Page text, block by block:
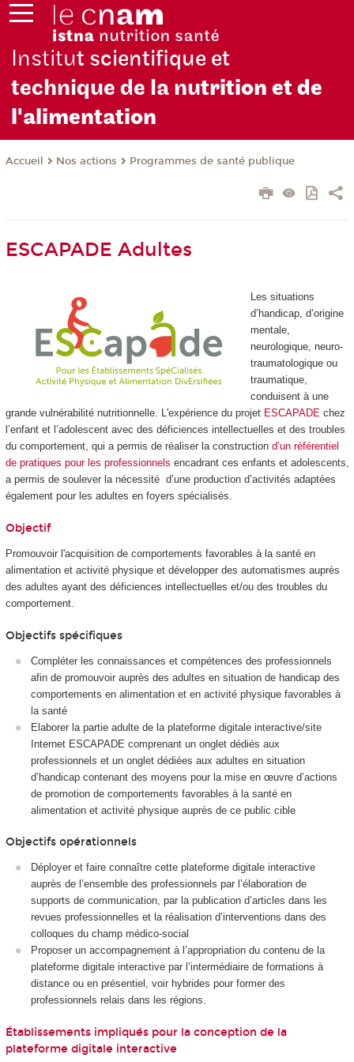
Institut scientifique et
technique de la nutrition et de
l'alimentation
Accueil Nos actions Programmes de santé publique
ESCAPADE Adultes
Les situations
d’handicap, d’origine
mentale,
neurologique, neuro-
traumatologique ou
traumatique,
conduisent à une
grande vulnérabilité nutritionnelle. L'expérience du projet ESCAPADEchez
l’enfant et l’adolescent avec des déficiences intellectuelles et des troubles
du comportement, qui a permis de réaliser la construction d’un référentiel
de pratiques pour les professionnels encadrant ces enfants et adolescents,
a permis de soulever la nécessité d’une production d’activités adaptées
également pour les adultes en foyers spécialisés.
Objectif
Promouvoir l'acquisition de comportements favorables à la santé en
alimentation et activité physique et développer des automatismes auprès
des adultes ayant des déficiences intellectuelles et/ou des troubles du
comportement.
Objectifs spécifiques
Compléter les connaissances et compétences des professionnels
afin de promouvoir auprès des adultes en situation de handicap des
comportements en alimentation et en activité physique favorables à
la santé
Elaborer la partie adulte de la plateforme digitale interactive/site
Internet ESCAPADE comprenant un onglet dédiés aux
professionnels et un onglet dédiées aux adultes en situation
d’handicap contenant des moyens pour la mise en œuvre d’actions
de promotion de comportements favorables à la santé en
alimentation et activité physique auprès de ce public cible
Objectifs opérationnels
Déployer et faire connaître cette plateforme digitale interactive
auprès de l’ensemble des professionnels par l’élaboration de
supports de communication, par la publication d’articles dans les
revues professionnelles et la réalisation d’interventions dans des
colloques du champ médico-social
Proposer un accompagnement à l’appropriation du contenu de la
plateforme digitale interactive par l’intermédiaire de formations à
distance ou en présentiel, voir hybrides pour former des
professionnels relais dans les régions.
Établissements impliqués pour la conception de la
plateforme digitale interactive